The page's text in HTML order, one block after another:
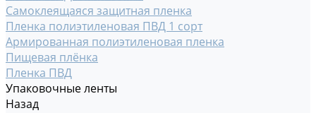
Самоклеящаяся защитная пленка
Пленка полиэтиленовая ПВД 1 сорт
Армированная полиэтиленовая пленка
Пищевая плёнка
Пленка ПВД
Упаковочные ленты
Назад